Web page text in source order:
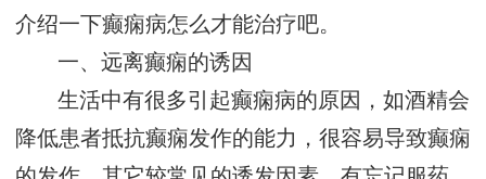
介绍一下癫痫病怎么才能治疗吧。
一、远离癫痫的诱因
生活中有很多引起癫痫病的原因，如酒精会
降低患者抵抗癫痫发作的能力，很容易导致癫痫